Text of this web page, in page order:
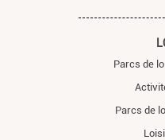
Parcs de
Parcs de